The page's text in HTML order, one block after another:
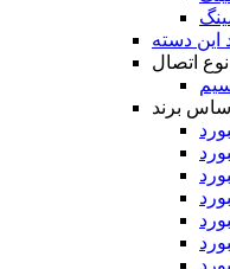
این دسته
اتصال
برند